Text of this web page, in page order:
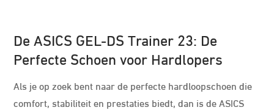
De ASICS GEL-DS Trainer 23: De
Perfecte Schoen voor Hardlopers
Als je op zoek bent naar de perfecte hardloopschoen die
comfort, stabiliteit en prestaties biedt, dan is de ASICS